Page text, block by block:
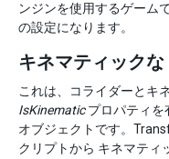
ンジンを使用するゲーム
の設定になります。
キネマティック
これは、コライダーとキ
IsKinematicプロパティを
オブジェクトです。
クリプトから キネマティ